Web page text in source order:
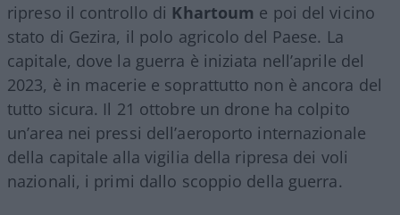
ripreso il controllo di Khartoum e poi del vicino
stato di Gezira, il polo agricolo del Paese. La
capitale, dove la guerra è iniziata nell’aprile del
2023, è in macerie e soprattutto non è ancora del
tutto sicura. Il 21 ottobre un drone ha colpito
un’area nei pressi dell’aeroporto internazionale
della capitale alla vigilia della ripresa dei voli
nazionali, i primi dallo scoppio della guerra.